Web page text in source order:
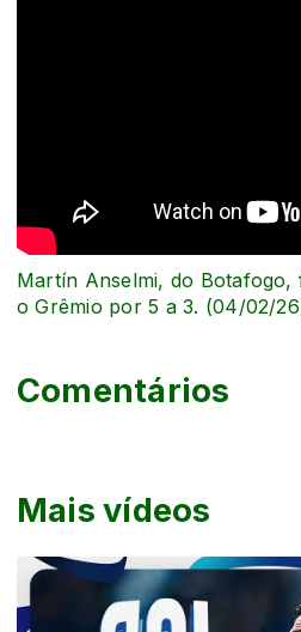
Mais vídeos
Martín Anselmi, do
o Grêmio por 5 a 3. (04/02/
Comentários